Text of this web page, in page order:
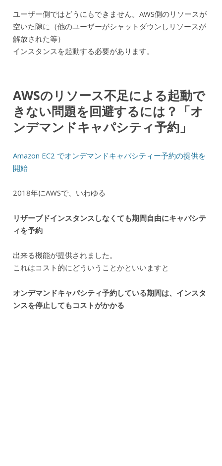
ユーザー側ではどうにもできません。AWS側のリソースが
空いた隙に（他のユーザーがシャットダウンしリソースが
解放された等）
インスタンスを起動する必要があります。
AWSのリソース不足による起動で
きない問題を回避するには？「オ
ンデマンドキャパシティ予約」
Amazon EC2 でオンデマンドキャパシティー予約の提供を
開始
2018年にAWSで、いわゆる
リザーブドインスタンスしなくても期間自由にキャパシテ
ィを予約
出来る機能が提供されました。
これはコスト的にどういうことかといいますと
オンデマンドキャパシティ予約している期間は、インスタ
ンスを停止してもコストがかかる